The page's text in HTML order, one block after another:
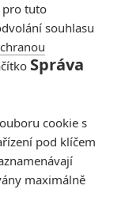
a internet z
legraci
13:29
Jude Law o
předpověděl
světovou
11:30
pro tuto
souhlasu
Správa
cookie s
pod klíčem
maximálně